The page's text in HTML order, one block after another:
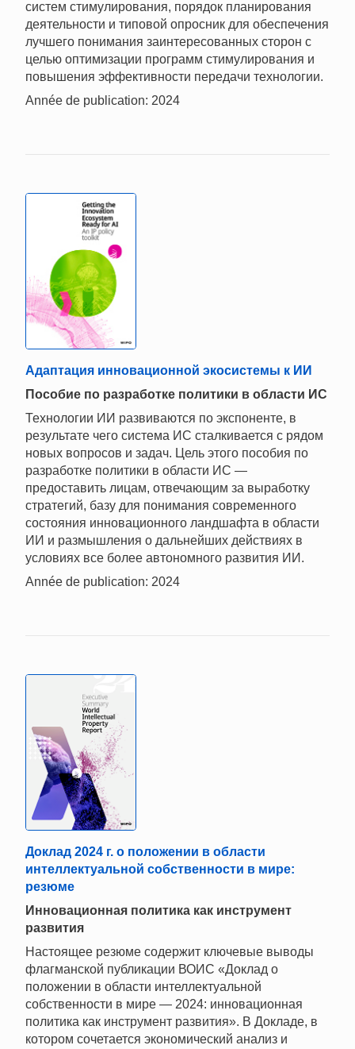
систем стимулирования, порядок планирования
деятельности и типовой опросник для обеспечения
лучшего понимания заинтересованных сторон с
целью оптимизации программ стимулирования и
повышения эффективности передачи технологии.
Année de publication: 2024
Адаптация инновационной экосистемы к ИИ
Пособие по разработке политики в области ИС
Технологии ИИ развиваются по экспоненте, в
результате чего система ИС сталкивается с рядом
новых вопросов и задач. Цель этого пособия по
разработке политики в области ИС —
предоставить лицам, отвечающим за выработку
стратегий, базу для понимания современного
состояния инновационного ландшафта в области
ИИ и размышления о дальнейших действиях в
условиях все более автономного развития ИИ.
Année de publication: 2024
Доклад 2024 г. о положении в области
интеллектуальной собственности в мире:
резюме
Инновационная политика как инструмент
развития
Настоящее резюме содержит ключевые выводы
флагманской публикации ВОИС «Доклад о
положении в области интеллектуальной
собственности в мире — 2024: инновационная
политика как инструмент развития». В Докладе, в
котором сочетается экономический анализ и